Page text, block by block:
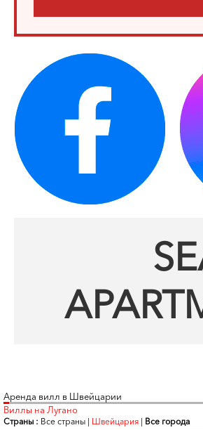
Аренда вилл в Швейцарии
Виллы на Лугано
Страны : Все страны | Швейцария | Все города